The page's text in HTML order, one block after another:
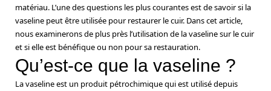
matériau. L’une des questions les plus courantes est de savoir si la
vaseline peut être utilisée pour restaurer le cuir. Dans cet article,
nous examinerons de plus près l’utilisation de la vaseline sur le cuir
et si elle est bénéfique ou non pour sa restauration.
Qu’est-ce que la vaseline ?
La vaseline est un produit pétrochimique qui est utilisé depuis